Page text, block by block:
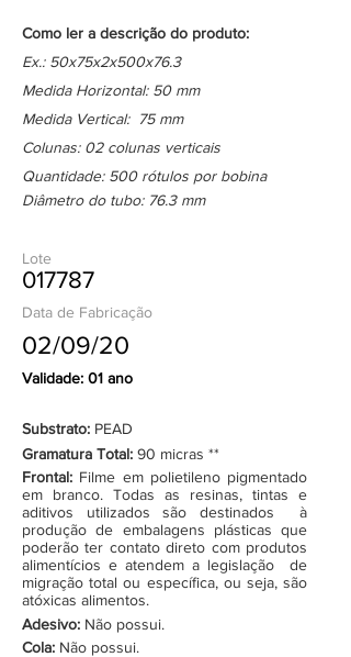
Como ler a descrição do produto:
Ex.: 50x75x2x500x76.3
Medida Horizontal: 50 mm
Medida Vertical: 75 mm
Colunas: 02 colunas verticais
Quantidade: 500 rótulos por bobina
Diâmetro do tubo: 76.3 mm
Lote
017787
Data de Fabricação
02/09/20
Validade: 01 ano
Substrato: PEAD
Gramatura Total: 90 micras **
Frontal: Filme em polietileno pigmentado
em branco. Todas as resinas, tintas e
aditivos utilizados são destinados à
produção de embalagens plásticas que
poderão ter contato direto com produtos
alimentícios e atendem a legislação de
migração total ou específica, ou seja, são
atóxicas alimentos.
Adesivo: Não possui.
Cola: Não possui.